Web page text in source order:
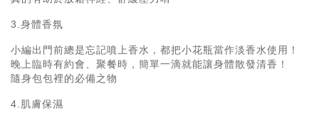
3.身體香氛
小編出門前總是忘記噴上香水，都把小花瓶當作淡香水使用！
晚上臨時有約會、聚餐時，簡單一滴就能讓身體散發清香！
隨身包包裡的必備之物
4.肌膚保濕